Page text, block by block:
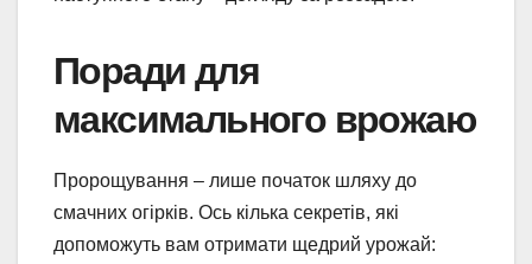
Поради для
максимального врожаю
Пророщування – лише початок шляху до
смачних огірків. Ось кілька секретів, які
допоможуть вам отримати щедрий урожай: